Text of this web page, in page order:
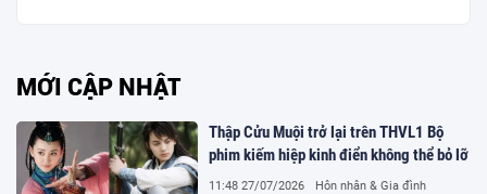
MỚI CẬP NHẬT
Thập Cửu Muội trở lại trên THVL1 Bộ
phim kiếm hiệp kinh điển không thể bỏ lỡ
11:48 27/07/2026 Hôn nhân & Gia đình